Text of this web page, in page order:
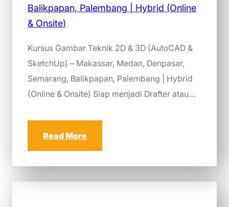
Kursus Gambar Teknik 2D & 3D (AutoCAD &
SketchUp) – Makassar, Medan, Denpasar,
Semarang, Balikpapan, Palembang | Hybrid
(Online & Onsite) Siap menjadi Drafter atau…
Read More